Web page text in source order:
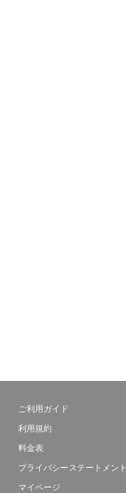
ご利用ガイド
利用規約
料金表
プライバシーステートメント
マイページ